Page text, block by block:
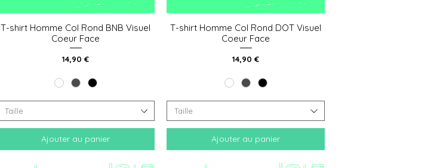
Aperçu rapide
T-shirt Homme Col Rond BNB Visuel
Coeur Face
Prix
14,90 €
Taille
Ajouter au panier
Aperçu rapide
T-shirt Homme Col Rond DOT Visuel
Coeur Face
Prix
14,90 €
Taille
Ajouter au panier